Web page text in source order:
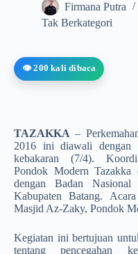
Firmana Putra
Tak Berkategori
👁️ 200 kali dibaca
TAZAKKA–
2016 ini diawali dengan
kebakaran (7/4).
Pondok Modern Tazakka
dengan Badan Nasional
Kabupaten Batang.
Masjid Az-Zaky, Pondok
Kegiatan ini bertujuan
tentang pencegahan